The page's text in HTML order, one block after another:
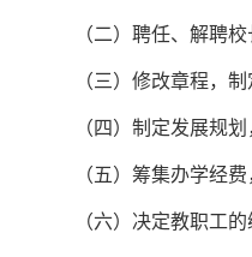
（二）聘任、解聘校
（三）修改章程，制
（四）制定发展规划
（五）筹集办学经费
（六）决定教职工的